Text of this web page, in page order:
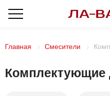
Главная Смесители
Комплектующие